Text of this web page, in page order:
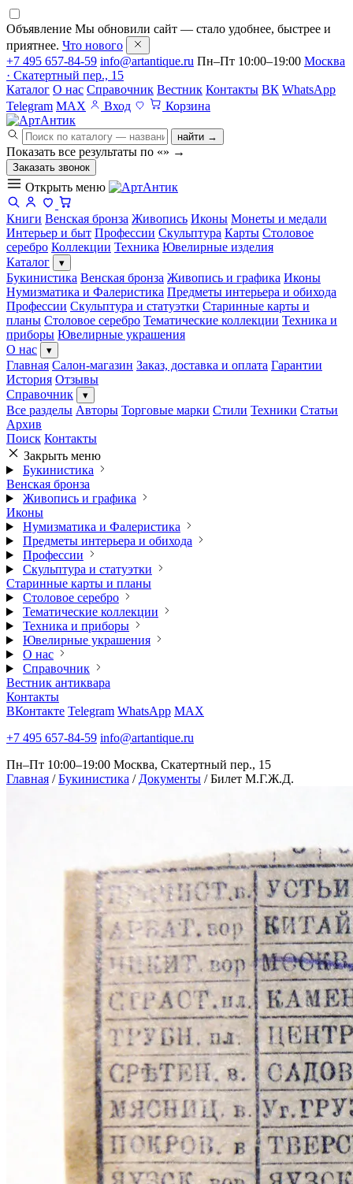
Объявление Мы обновили сайт — стало удобнее, быстрее и
приятнее. Что нового
+7 495 657-84-59 info@artantique.ru Пн–Пт 10:00–19:00 Москва
· Скатертный пер., 15
Каталог О нас Справочник Вестник Контакты ВК WhatsApp
Telegram MAX Вход Корзина
найти →
Показать все результаты по «» →
Заказать звонок
Открыть меню
Книги Венская бронза Живопись Иконы Монеты и медали
Интерьер и быт Профессии Скульптура Карты Столовое
серебро Коллекции Техника Ювелирные изделия
Каталог
▾
Букинистика Венская бронза Живопись и графика Иконы
Нумизматика и Фалеристика Предметы интерьера и обихода
Профессии Скульптура и статуэтки Старинные карты и
планы Столовое серебро Тематические коллекции Техника и
приборы Ювелирные украшения
О нас
▾
Главная Салон-магазин Заказ, доставка и оплата Гарантии
История Отзывы
Справочник
▾
Все разделы Авторы Торговые марки Стили Техники Статьи
Архив
Поиск Контакты
Закрыть меню
Букинистика
Венская бронза
Живопись и графика
Иконы
Нумизматика и Фалеристика
Предметы интерьера и обихода
Профессии
Скульптура и статуэтки
Старинные карты и планы
Столовое серебро
Тематические коллекции
Техника и приборы
Ювелирные украшения
О нас
Справочник
Вестник антиквара
Контакты
ВКонтакте Telegram WhatsApp MAX
+7 495 657-84-59 info@artantique.ru
Пн–Пт 10:00–19:00 Москва, Скатертный пер., 15
Главная / Букинистика / Документы / Билет М.Г.Ж.Д.